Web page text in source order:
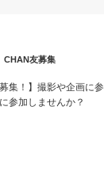
CHAN友募集
募集！】撮影や企画に
参加しませんか？